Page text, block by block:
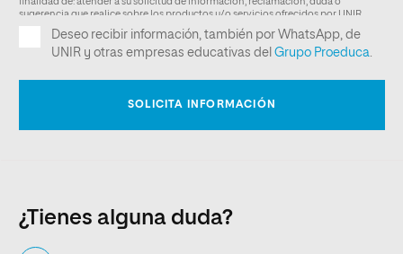
¿Tienes alguna duda?